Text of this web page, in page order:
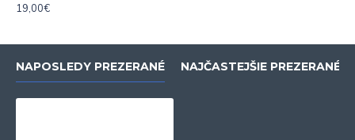
19,00€
NAPOSLEDY PREZERANÉ NAJČASTEJŠIE PREZERANÉ